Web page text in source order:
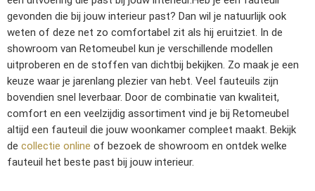
gevonden die bij jouw interieur past? Dan wil je natuurlijk ook
weten of deze net zo comfortabel zit als hij eruitziet. In de
showroom van Retomeubel kun je verschillende modellen
uitproberen en de stoffen van dichtbij bekijken. Zo maak je een
keuze waar je jarenlang plezier van hebt. Veel fauteuils zijn
bovendien snel leverbaar. Door de combinatie van kwaliteit,
comfort en een veelzijdig assortiment vind je bij Retomeubel
altijd een fauteuil die jouw woonkamer compleet maakt. Bekijk
de collectie online of bezoek de showroom en ontdek welke
fauteuil het beste past bij jouw interieur.